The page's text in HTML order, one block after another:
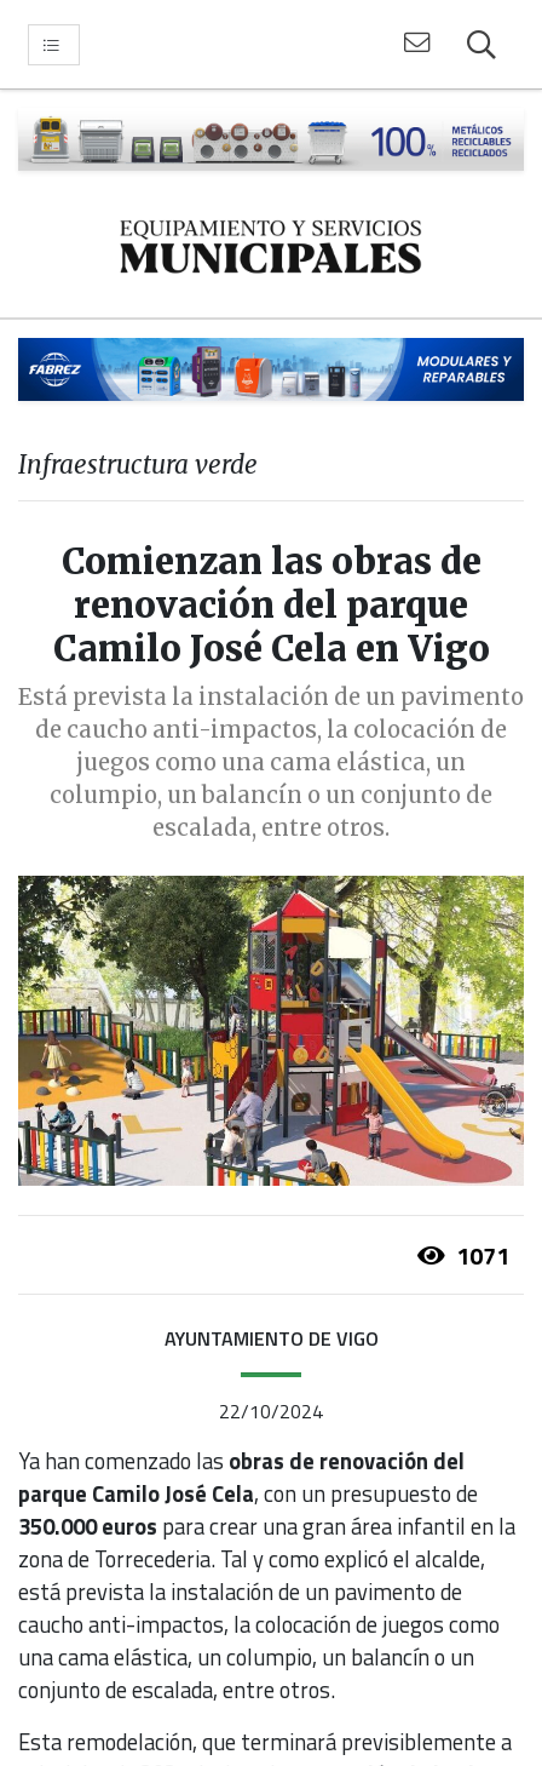
Infraestructura verde
Comienzan las obras de
renovación del parque
Camilo José Cela en Vigo
Está prevista la instalación de un pavimento
de caucho anti-impactos, la colocación de
juegos como una cama elástica, un
columpio, un balancín o un conjunto de
escalada, entre otros.
1071
AYUNTAMIENTO DE VIGO
22/10/2024
Ya han comenzado las obras de renovación del
parque Camilo José Cela, con un presupuesto de
350.000 euros para crear una gran área infantil en la
zona de Torrecederia. Tal y como explicó el alcalde,
está prevista la instalación de un pavimento de
caucho anti-impactos, la colocación de juegos como
una cama elástica, un columpio, un balancín o un
conjunto de escalada, entre otros.
Esta remodelación, que terminará previsiblemente a